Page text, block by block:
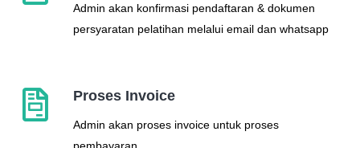
Admin akan konfirmasi pendaftaran & dokumen
persyaratan pelatihan melaluiemail dan whatsapp
Proses Invoice
Admin akan proses invoice untuk proses
pembayaran